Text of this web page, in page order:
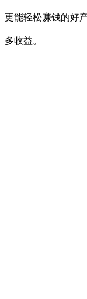
更能轻松赚钱的好
多收益。